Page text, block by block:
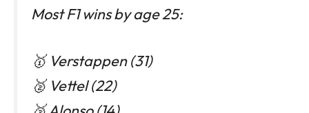
Most F1 wins by age 25:
🥇 Verstappen (31)
🥈 Vettel (22)